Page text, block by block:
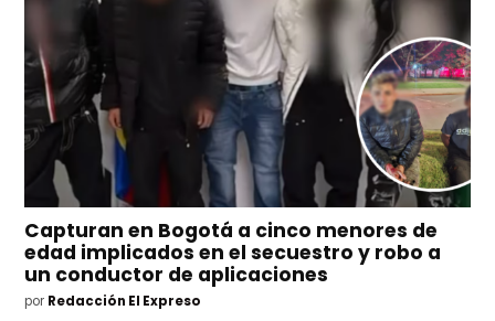
Capturan en Bogotá a cinco menores de
edad implicados en el secuestro y robo a
un conductor de aplicaciones
por Redacción El Expreso